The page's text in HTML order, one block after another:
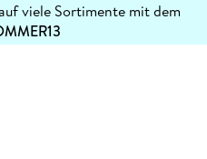
viele Sortimente mit dem